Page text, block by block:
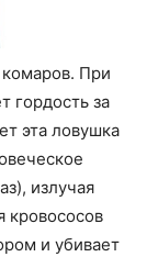
При
гордость за
эта ловушка
излучая
кровососов
и убивает